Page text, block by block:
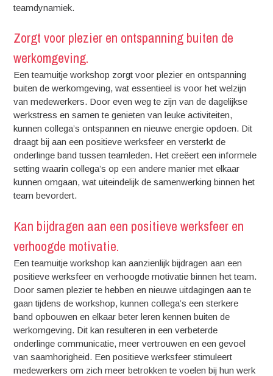
teamdynamiek.
Zorgt voor plezier en ontspanning buiten de
werkomgeving.
Een teamuitje workshop zorgt voor plezier en ontspanning
buiten de werkomgeving, wat essentieel is voor het welzijn
van medewerkers. Door even weg te zijn van de dagelijkse
werkstress en samen te genieten van leuke activiteiten,
kunnen collega’s ontspannen en nieuwe energie opdoen. Dit
draagt bij aan een positieve werksfeer en versterkt de
onderlinge band tussen teamleden. Het creëert een informele
setting waarin collega’s op een andere manier met elkaar
kunnen omgaan, wat uiteindelijk de samenwerking binnen het
team bevordert.
Kan bijdragen aan een positieve werksfeer en
verhoogde motivatie.
Een teamuitje workshop kan aanzienlijk bijdragen aan een
positieve werksfeer en verhoogde motivatie binnen het team.
Door samen plezier te hebben en nieuwe uitdagingen aan te
gaan tijdens de workshop, kunnen collega’s een sterkere
band opbouwen en elkaar beter leren kennen buiten de
werkomgeving. Dit kan resulteren in een verbeterde
onderlinge communicatie, meer vertrouwen en een gevoel
van saamhorigheid. Een positieve werksfeer stimuleert
medewerkers om zich meer betrokken te voelen bij hun werk